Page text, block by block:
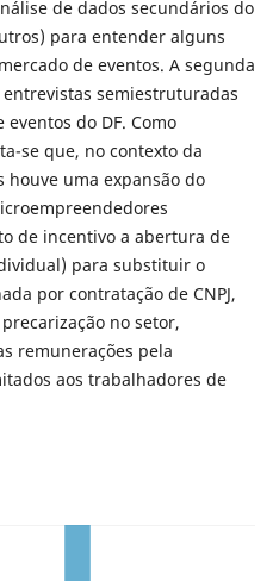
de dados secundários do
para entender alguns
de eventos. A segunda
semiestruturadas
do DF. Como
se que, no contexto da
houve uma expansão do
de incentivo a abertura de
para substituir o
por contratação de CNPJ,
no setor,
remunerações pela
aos trabalhadores de